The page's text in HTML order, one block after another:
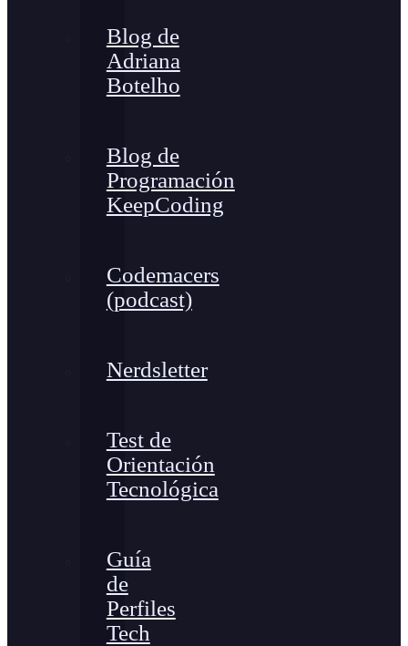
Blog de
Adriana
Botelho
Blog de
Programación
KeepCoding
Codemacers
(podcast)
Nerdsletter
Test de
Orientación
Tecnológica
Guía
de
Perfiles
Tech